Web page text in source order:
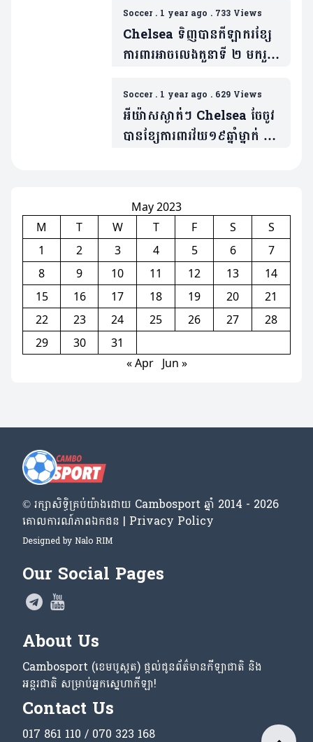
ចេញ(មាន១វីដេអូ)
Soccer. 1 year ago . 733 Views
Chelsea ទិញបានកីឡាករខ្សែ
ការពារអាចលេងតួនាទី ២ មករួម
Soccer. 1 year ago . 629 Views
អីយ៉ាសស្ងាត់ៗ Chelsea ចែចូវ
បានខ្សែការពារវ័យ១៩ឆ្នាំម្នាក់ ក្នុង
May 2023
M
T W T F S
S
1
2 3 4 5 6
7
8
9 10 11 12 13
14
15
16 17 18 19 20
21
22
23 24 25 26 27
28
29
30
31
« Apr
Jun »
© រក្សា​សិទ្ធិ​គ្រប់​យ៉ាង​ដោយ​ Cambosport ឆ្នាំ 2014 - 2026
គោលការណ៍​ភាព​ឯកជន | Privacy Policy
Designed by Nalo RIM
Our Social Pages
About Us
Cambosport (ខេមបូស្ពត) ផ្តល់ជូនព័ត៌មានកីឡាជាតិ និង
អន្តរជាតិ សម្រាប់អ្នកស្នេហាកីឡា!
Contact Us
017 861 110 / 070 323 168